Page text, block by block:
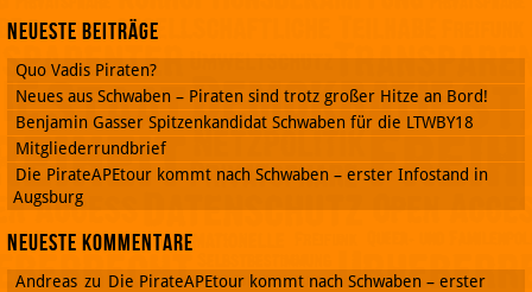
Neueste Beiträge
Quo Vadis Piraten?
Neues aus Schwaben – Piraten sind trotz großer Hitze an Bord!
Benjamin Gasser Spitzenkandidat Schwaben für die LTWBY18
Mitgliederrundbrief
Die PirateAPEtour kommt nach Schwaben – erster Infostand in
Augsburg
Neueste Kommentare
Andreas zu Die PirateAPEtour kommt nach Schwaben – erster